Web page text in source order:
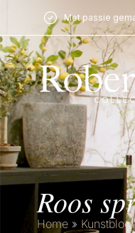
Met passie
Roos
Home »